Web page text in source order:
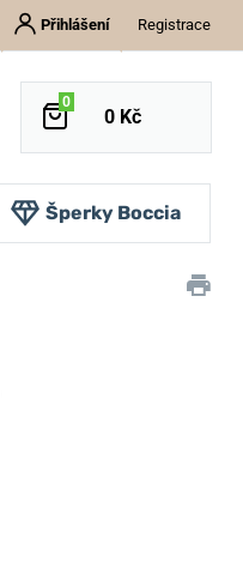
Přihlášení Registrace
0
0 Kč
Šperky Boccia